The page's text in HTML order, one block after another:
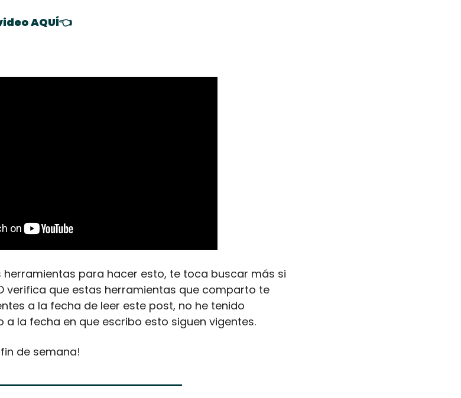
AQUÍ👈
herramientas para hacer esto, te toca buscar más si
verifica que estas herramientas que comparto te
a la fecha de leer este post, no he tenido
la fecha en que escribo esto siguen vigentes.
de semana!